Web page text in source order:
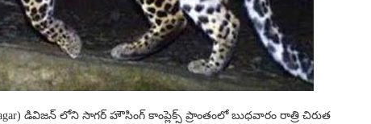
డివిజన్ లోని సాగర్ హౌసింగ్ కాంప్లెక్స్ ప్రాంతంలో బుధవారం రాత్రి చిరుత